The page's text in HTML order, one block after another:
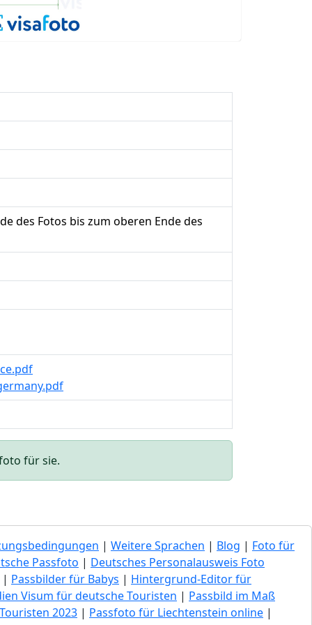
des Fotos bis zum oberen Ende des
für sie.
| Weitere Sprachen | Blog | Foto für
Passfoto | Deutsches Personalausweis Foto
| Passbilder für Babys | Hintergrund-Editor für
Visum für deutsche Touristen | Passbild im Maß
2023 | Passfoto für Liechtenstein online |